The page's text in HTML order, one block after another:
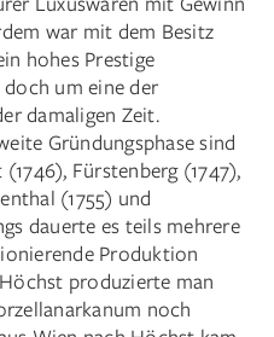
war mit dem Besitz
hohes Prestige
um eine der
damaligen Zeit.
Gründungsphase sind
Fürstenberg (1747),
(1755) und
dauerte es teils mehrere
Produktion
produzierte man
noch